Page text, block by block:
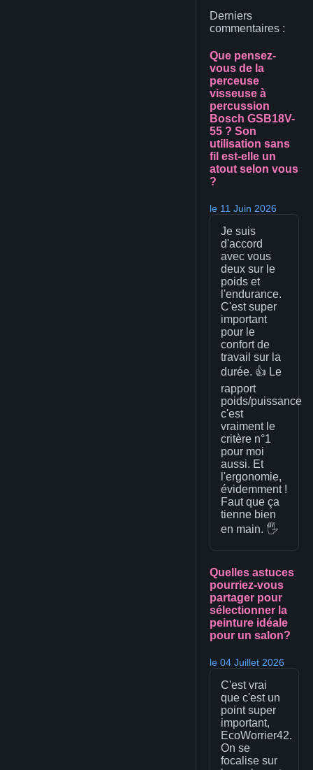
Derniers
commentaires :
Que pensez-
vous de la
perceuse
visseuse à
percussion
Bosch GSB18V-
55 ? Son
utilisation sans
fil est-elle un
atout selon vous
?
le 11 Juin 2026
Je suis
d'accord
avec vous
deux sur le
poids et
l'endurance.
C'est super
important
pour le
confort de
travail sur la
durée. 👍 Le
rapport
poids/puissance
c'est
vraiment le
critère n°1
pour moi
aussi. Et
l'ergonomie,
évidemment !
Faut que ça
tienne bien
en main. 🖐️
Quelles astuces
pourriez-vous
partager pour
sélectionner la
peinture idéale
pour un salon?
le 04 Juillet 2026
C'est vrai
que c'est un
point super
important,
EcoWorrier42.
On se
focalise sur